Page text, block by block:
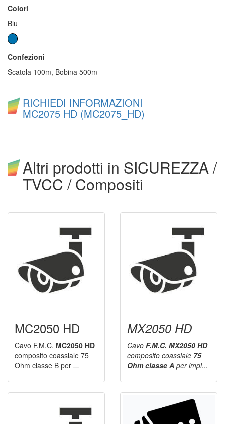
Colori
Blu
Confezioni
Scatola 100m, Bobina 500m
RICHIEDI INFORMAZIONI
MC2075 HD (MC2075_HD)
Altri prodotti in SICUREZZA /
TVCC / Compositi
MC2050 HD
Cavo F.M.C. MC2050 HD
composito coassiale 75
Ohm classe B per ...
MX2050 HD
Cavo F.M.C. MX2050 HD
composito coassiale 75
Ohm classe A per impi...